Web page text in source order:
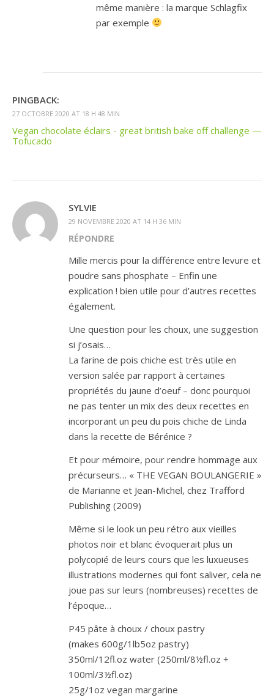
même manière : la marque Schlagfix
par exemple
PINGBACK:
27 OCTOBRE 2020 AT 18 H 48 MIN
Vegan chocolate éclairs - great british bake off challenge —
Tofucado
SYLVIE
29 NOVEMBRE 2020 AT 14 H 36 MIN
RÉPONDRE
Mille mercis pour la différence entre levure et
poudre sans phosphate – Enfin une
explication ! bien utile pour d’autres recettes
également.
Une question pour les choux, une suggestion
si j’osais…
La farine de pois chiche est très utile en
version salée par rapport à certaines
propriétés du jaune d’oeuf – donc pourquoi
ne pas tenter un mix des deux recettes en
incorporant un peu du pois chiche de Linda
dans la recette de Bérénice ?
Et pour mémoire, pour rendre hommage aux
précurseurs… « THE VEGAN BOULANGERIE »
de Marianne et Jean-Michel, chez Trafford
Publishing (2009)
Même si le look un peu rétro aux vieilles
photos noir et blanc évoquerait plus un
polycopié de leurs cours que les luxueuses
illustrations modernes qui font saliver, cela ne
joue pas sur leurs (nombreuses) recettes de
l’époque…
P45 pâte à choux / choux pastry
(makes 600g/1lb5oz pastry)
350ml/12fl.oz water (250ml/8½fl.oz +
100ml/3½fl.oz)
25g/1oz vegan margarine